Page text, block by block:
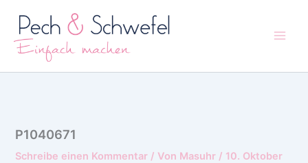
Inhalt
springen
P1040671
Schreibe einen Kommentar / Von Masuhr / 10. Oktober